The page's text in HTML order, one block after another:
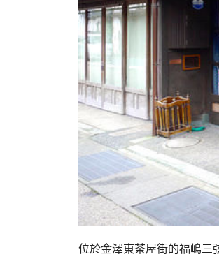
位於金澤東茶屋街的福嶋三